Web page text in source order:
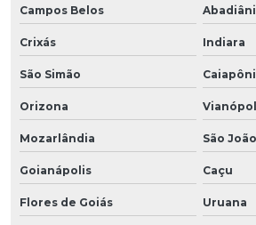
Campos Belos
Crixás Indiara
São Simão
Orizona
Mozarlândia São
Goianápolis Caçu
Flores de Goiás Uruana